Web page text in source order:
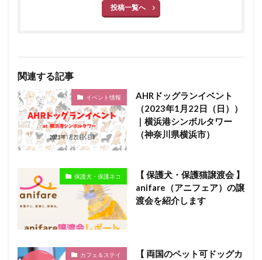
投稿一覧へ
関連する記事
イベント情報
AHRドッグランイベント
（2023年1月22日（日））
｜横浜港シンボルタワー
（神奈川県横浜市）
保護犬・保護ネコ
【 保護犬・保護猫譲渡会 】
anifare（アニフェア）の譲
渡会を紹介します
カフェ＆ステイ
【 両国のペット可ドッグカ